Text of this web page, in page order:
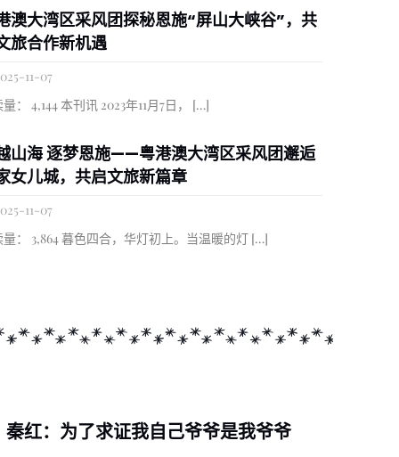
澳大湾区采风团探秘恩施“屏山大峡谷”，共
旅合作新机遇
11-07
： 4,144 本刊讯 2023年11月7日，
[…]
山海 逐梦恩施——粤港澳大湾区采风团邂逅
女儿城，共启文旅新篇章
11-07
： 3,864 暮色四合，华灯初上。当温暖的灯[…]
秦红：为了求证我自己爷爷是我爷爷